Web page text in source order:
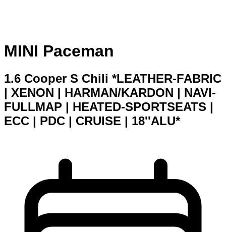
MINI Paceman
1.6 Cooper S Chili *LEATHER-FABRIC
| XENON | HARMAN/KARDON | NAVI-
FULLMAP | HEATED-SPORTSEATS |
ECC | PDC | CRUISE | 18''ALU*